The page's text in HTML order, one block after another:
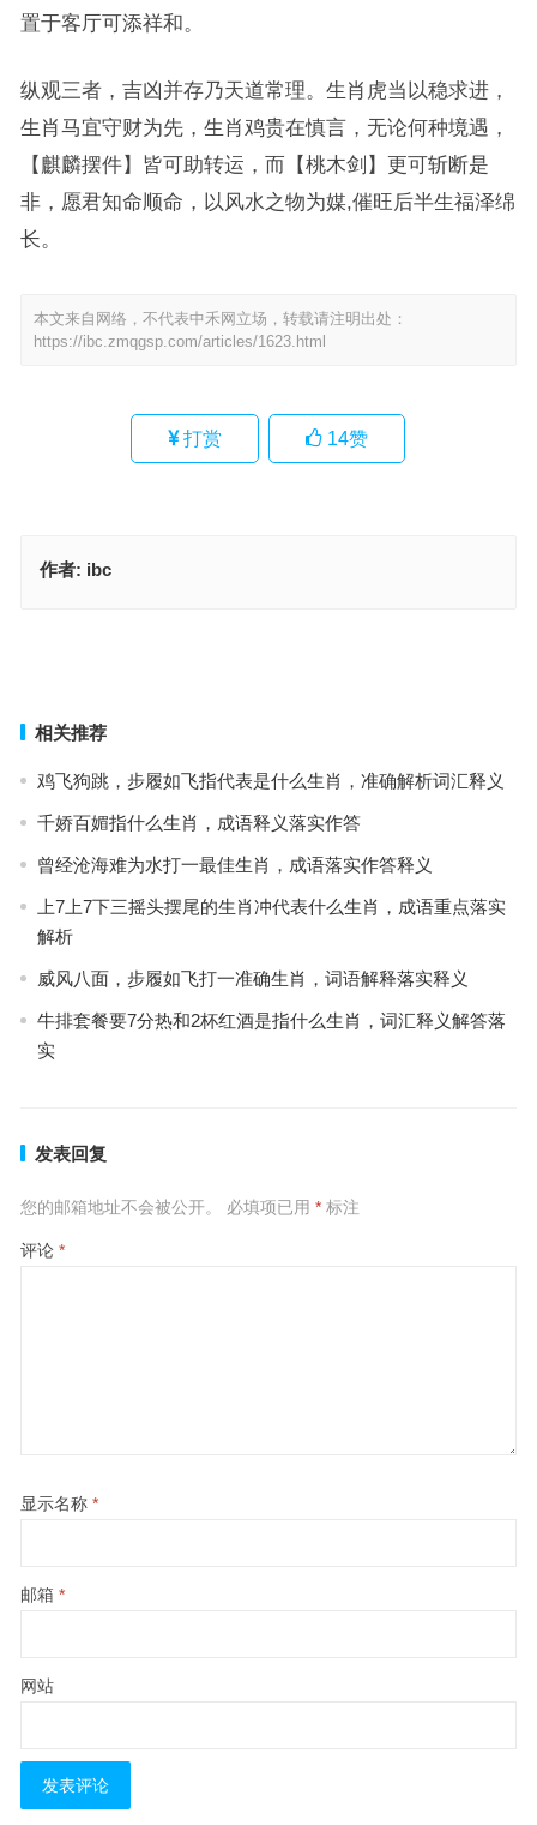
置于客厅可添祥和。
纵观三者，吉凶并存乃天道常理。生肖虎当以稳求进，
生肖马宜守财为先，生肖鸡贵在慎言，无论何种境遇，
【麒麟摆件】皆可助转运，而【桃木剑】更可斩断是
非，愿君知命顺命，以风水之物为媒,催旺后半生福泽绵
长。
本文来自网络，不代表中禾网立场，转载请注明出处：
https://ibc.zmqgsp.com/articles/1623.html
打赏 14赞
作者: ibc
相关推荐
鸡飞狗跳，步履如飞指代表是什么生肖，准确解析词汇释义
千娇百媚指什么生肖，成语释义落实作答
曾经沧海难为水打一最佳生肖，成语落实作答释义
上7上7下三摇头摆尾的生肖冲代表什么生肖，成语重点落实
解析
威风八面，步履如飞打一准确生肖，词语解释落实释义
牛排套餐要7分热和2杯红酒是指什么生肖，词汇释义解答落
实
发表回复
您的邮箱地址不会被公开。 必填项已用 *标注
评论 *
显示名称 *
邮箱 *
网站